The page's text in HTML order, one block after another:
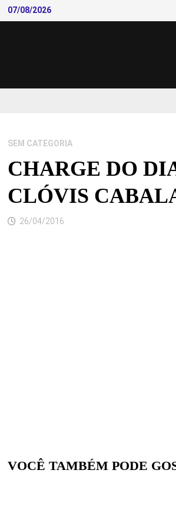
Skip
to
07/08/2026
SEM CATEGORIA
CHARGE DO
CLÓVIS
26/04/2016
VOCÊ TAMBÉM PODE